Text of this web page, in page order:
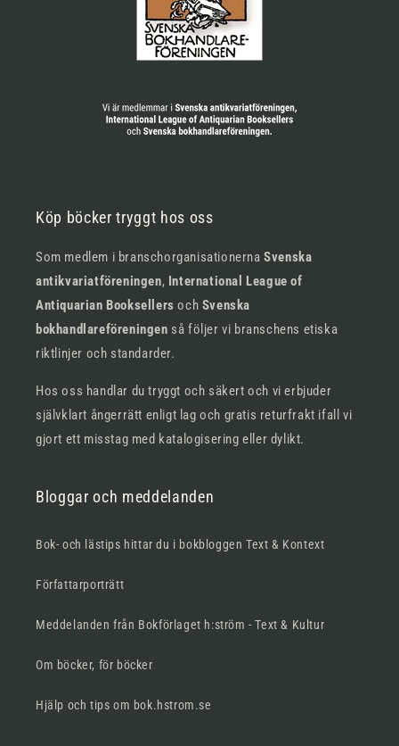
Köp böcker tryggt hos oss
Som medlem i branschorganisationernaSvenska
antikvariatföreningen, International League of
Antiquarian Booksellersoch Svenska
bokhandlareföreningen så följer vi branschens etiska
riktlinjer och standarder.
Hos oss handlar du tryggt och säkert och vi erbjuder
självklart ångerrätt enligt lag och gratis returfrakt ifall vi
gjort ett misstag med katalogisering eller dylikt.
Bloggar och meddelanden
Bok- och lästips hittar du i bokbloggen Text & Kontext
Författarporträtt
Meddelanden från Bokförlaget h:ström - Text & Kultur
Om böcker, för böcker
Hjälp och tips om bok.hstrom.se